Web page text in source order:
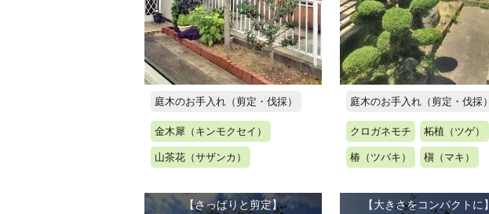
庭木のお手入れ（剪定・伐採）
金木犀（キンモクセイ）
山茶花（サザンカ）
庭木のお手入れ（剪定・伐採）
クロガネモチ 柘植（ツゲ）
椿（ツバキ） 槇（マキ）
【さっぱりと剪定】
【大きさをコンパクトに】